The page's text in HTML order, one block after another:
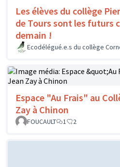
Les élèves du collège
de Tours sont les futurs
demain !
Ecodélégué.e.s du collège
Espace "Au Frais" au
Zay à Chinon
FOUCAULT
1 2